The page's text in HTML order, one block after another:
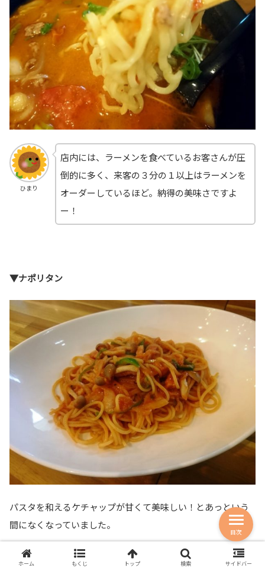
ひまり
店内には、ラーメンを食べているお客さんが圧
倒的に多く、来客の３分の１以上はラーメンを
オーダーしているほど。納得の美味さですよ
ー！
▼ナポリタン
パスタを和えるケチャップが甘くて美味しい！とあっという
間になくなっていました。
ホーム もくじ トップ 検索 サイドバー
目次